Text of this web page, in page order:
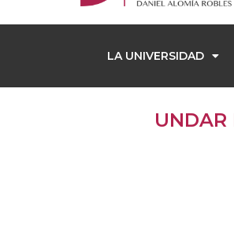
LA UNIVERSIDAD
UNDAR